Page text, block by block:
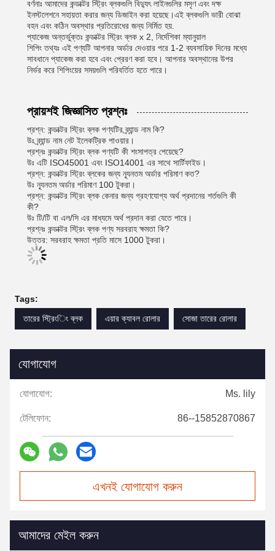
বর্ণনাঃ আমাদের কন্ডাক্টর স্ট্রিং ব্লকগুলি বিদ্যুৎ লাইনগুলির মসৃণ এবং দক্ষ
ইনস্টলেশনে সহায়তা করার জন্য ডিজাইন করা হয়েছে।এই ব্লকগুলি ভারী বোঝা
বহন এবং কঠিন অবস্থার প্রতিরোধের জন্য নির্মিত হয়.
প্যাকেজ অন্তর্ভুক্তঃ কন্ডাক্টর স্ট্রিং ব্লক x 2, নির্দেশিকা ম্যানুয়াল
শিপিং তথ্যঃ এই পণ্যটি আপনার অর্ডার দেওয়ার পরে 1-2 ব্যবসায়িক দিনের মধ্যে
সাবধানে প্যাকেজ করা হবে এবং প্রেরণ করা হবে। আপনার অবস্থানের উপর
নির্ভর করে শিপিংয়ের সময়গুলি পরিবর্তিত হতে পারে।
প্রায়শই জিজ্ঞাসিত প্রশ্নঃ
প্রশ্ন: কন্ডাক্টর স্ট্রিং ব্লক পণ্যটির ব্র্যান্ড নাম কি?
উঃ ব্র্যান্ড নাম নেট ইলেকট্রিক পাওয়ার।
প্রশ্নঃ কন্ডাক্টর স্ট্রিং ব্লক পণ্যটি কী শংসাপত্র পেয়েছে?
উঃ এটি ISO45001 এবং ISO14001 এর সাথে সার্টিফাইড।
প্রশ্ন: কন্ডাক্টর স্ট্রিং ব্লকের জন্য ন্যূনতম অর্ডার পরিমাণ কত?
উঃ ন্যূনতম অর্ডার পরিমাণ 100 টুকরা।
প্রশ্ন: কন্ডাক্টর স্ট্রিং ব্লক কেনার জন্য গ্রহণযোগ্য অর্থ প্রদানের শর্তগুলি কী
কী?
উঃ টি/টি বা এল/সি এর মাধ্যমে অর্থ প্রদান করা যেতে পারে।
প্রশ্নঃ কন্ডাক্টর স্ট্রিং ব্লক পণ্য সরবরাহ ক্ষমতা কি?
উত্তর: সরবরাহ ক্ষমতা প্রতি মাসে 1000 টুকরা।
Tags:
তারের স্ট্রিংিং ব্লক
এয়ার ক্যাবল রোলার সোজা তারের রোলার
যোগাযোগ
যোগাযোগ: Ms. lily
টেলিফোন: 86--15852870867
এখনই যোগাযোগ করুন
আমাদের মেইল করুন